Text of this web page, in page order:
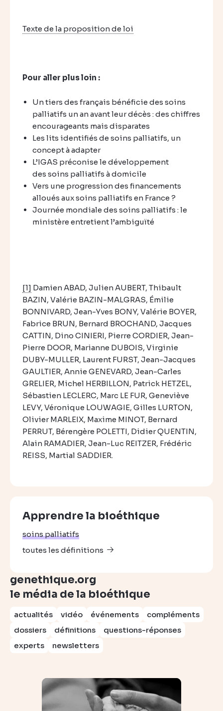
Texte de la proposition de loi
Pour aller plus loin :
Un tiers des français bénéficie des soins
palliatifs un an avant leur décès : des chiffres
encourageants mais disparates
Les lits identifiés de soins palliatifs, un
concept à adapter
L’IGAS préconise le développement
des soins palliatifs à domicile
Vers une progression des financements
alloués aux soins palliatifs en France ?
Journée mondiale des soins palliatifs : le
ministère entretient l’ambiguïté
[1] Damien ABAD, Julien AUBERT, Thibault
BAZIN, Valérie BAZIN-MALGRAS, Émilie
BONNIVARD, Jean-Yves BONY, Valérie BOYER,
Fabrice BRUN, Bernard BROCHAND, Jacques
CATTIN, Dino CINIERI, Pierre CORDIER, Jean-
Pierre DOOR, Marianne DUBOIS, Virginie
DUBY-MULLER, Laurent FURST, Jean-Jacques
GAULTIER, Annie GENEVARD, Jean-Carles
GRELIER, Michel HERBILLON, Patrick HETZEL,
Sébastien LECLERC, Marc LE FUR, Geneviève
LEVY, Véronique LOUWAGIE, Gilles LURTON,
Olivier MARLEIX, Maxime MINOT, Bernard
PERRUT, Bérengère POLETTI, Didier QUENTIN,
Alain RAMADIER, Jean-Luc REITZER, Frédéric
REISS, Martial SADDIER.
Apprendre la bioéthique
soins palliatifs
toutes les définitions
genethique.org
le média de la bioéthique
actualités vidéo événements
compléments
dossiers
définitions
questions-réponses
experts
newsletters